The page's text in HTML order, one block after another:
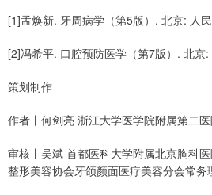
[1]孟焕新. 牙周病学（第5版）. 北京: 人
[2]冯希平. 口腔预防医学（第7版）. 北京
策划制作
作者丨何剑亮 浙江大学医学院附属第二
审核丨吴斌 首都医科大学附属北京胸科
整形美容协会牙颌颜面医疗美容分会常务